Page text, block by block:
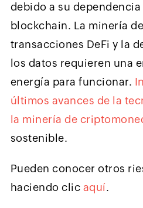
debido a su
blockchain. La minería
transacciones DeFi y la
los datos requieren una
energía para funcionar.
últimos avances de la
la minería de
sostenible.
Pueden conocer otros
haciendo clic aquí.